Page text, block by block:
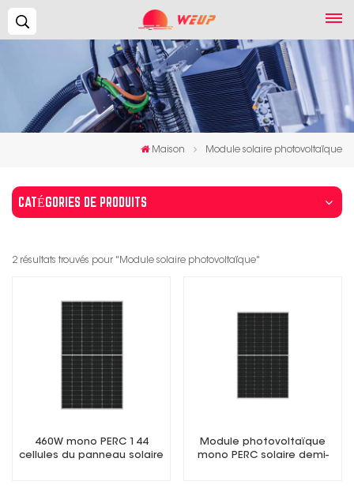
Maison Module solaire photovoltaïque
CATÉGORIES DE PRODUITS
2 résultats trouvés pour "Module solaire photovoltaïque"
460W mono PERC 144
cellules du panneau solaire
Module photovoltaïque
mono PERC solaire demi-